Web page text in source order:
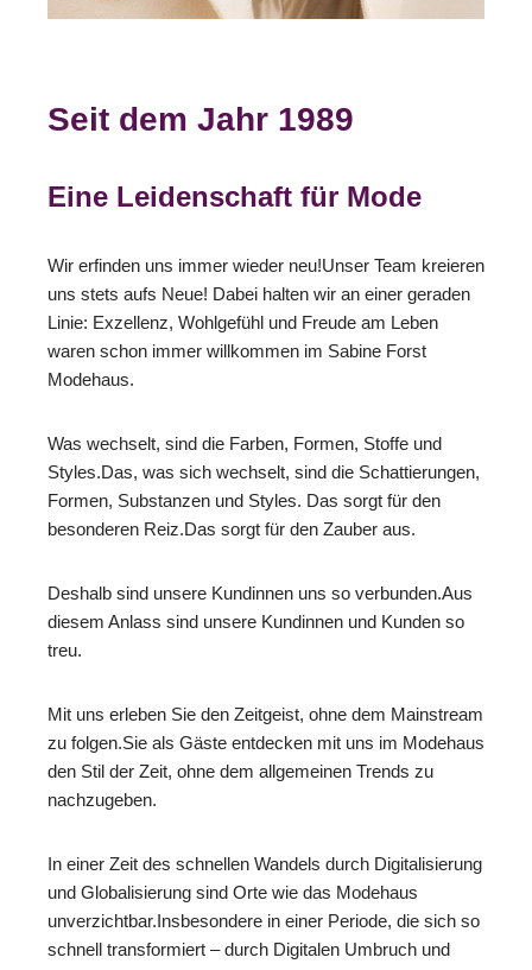
Seit dem Jahr 1989
Eine Leidenschaft für Mode
Wir erfinden uns immer wieder neu!Unser Team kreieren
uns stets aufs Neue! Dabei halten wir an einer geraden
Linie: Exzellenz, Wohlgefühl und Freude am Leben
waren schon immer willkommen im Sabine Forst
Modehaus.
Was wechselt, sind die Farben, Formen, Stoffe und
Styles.Das, was sich wechselt, sind die Schattierungen,
Formen, Substanzen und Styles. Das sorgt für den
besonderen Reiz.Das sorgt für den Zauber aus.
Deshalb sind unsere Kundinnen uns so verbunden.Aus
diesem Anlass sind unsere Kundinnen und Kunden so
treu.
Mit uns erleben Sie den Zeitgeist, ohne dem Mainstream
zu folgen.Sie als Gäste entdecken mit uns im Modehaus
den Stil der Zeit, ohne dem allgemeinen Trends zu
nachzugeben.
In einer Zeit des schnellen Wandels durch Digitalisierung
und Globalisierung sind Orte wie das Modehaus
unverzichtbar.Insbesondere in einer Periode, die sich so
schnell transformiert – durch Digitalen Umbruch und